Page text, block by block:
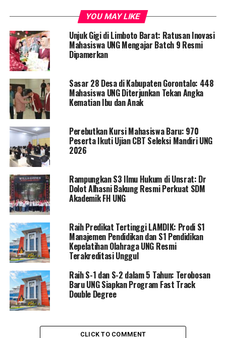
“Pendidikan adalah jawaban paling mendasar dan paling
strategis bagi kemajuan suatu bangsa. Institusi
pendidikan bukan sekadar tempat mentransfer ilmu,
melainkan jantung peradaban—tempat di mana akal,
karakter, dan masa depan generasi penerus dibentuk,”
ujar Eduart dengan tegas.
Menurut Eduart, penguasaan sektor pendidikan
depan yang lebih inklusif. Oleh karena itu, spirit
Hardiknas sudah sepatutnya bertransformasi menjadi
bahan bakar bagi seluruh sivitas akademika UNG untuk
memperluas pengabdian demi kemajuan ibu pertiwi.
Pada kesempatan tersebut, Ketua Majelis Rektor
Perguruan Tinggi Negeri Indonesia (MRPTNI) ini juga
mengajak seluruh elemen kampus untuk mempererat
sinergi lintas sektor guna menghadirkan sistem
instruksional yang lebih berkualitas, relevan, serta
adaptif terhadap disrupsi zaman.
“Mari kita jadikan Hari Pendidikan Nasional ini sebagai
titik tolak untuk memperkuat komitmen kolektif dalam
membangun iklim pendidikan yang tidak hanya bermutu
tinggi, tetapi juga merata dan berpihak pada masa
YOU MAY LIKE
Unjuk Gigi di Limboto Barat: Ratusan Inovasi
Mahasiswa UNG Mengajar Batch 9 Resmi
Dipamerkan
Sasar 28 Desa di Kabupaten Gorontalo: 448
Mahasiswa UNG Diterjunkan Tekan Angka
Kematian Ibu dan Anak
Perebutkan Kursi Mahasiswa Baru: 970
Peserta Ikuti Ujian CBT Seleksi Mandiri UNG
2026
Rampungkan S3 Ilmu Hukum di Unsrat: Dr
Dolot Alhasni Bakung Resmi Perkuat SDM
Akademik FH UNG
Raih Predikat Tertinggi LAMDIK: Prodi S1
Manajemen Pendidikan dan S1 Pendidikan
Kepelatihan Olahraga UNG Resmi
Terakreditasi Unggul
Raih S-1 dan S-2 dalam 5 Tahun: Terobosan
Baru UNG Siapkan Program Fast Track
Double Degree
CLICK TO COMMENT